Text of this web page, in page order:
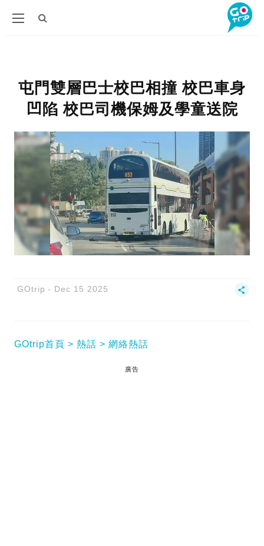
屯門雙層巴士校巴相撞 校巴車身
凹陷 校巴司機保姆及學童送院
GOtrip Dec 15 2025
GOtrip首頁 熱話 網絡熱話
廣告